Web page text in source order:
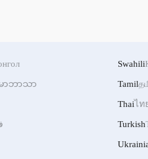
မာဘာသာ
Swahili
Tamil
Thaiไท
Turkish